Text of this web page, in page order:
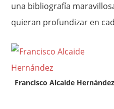
una bibliografía
quieran profundizar en
Francisco Alcaide Hernández